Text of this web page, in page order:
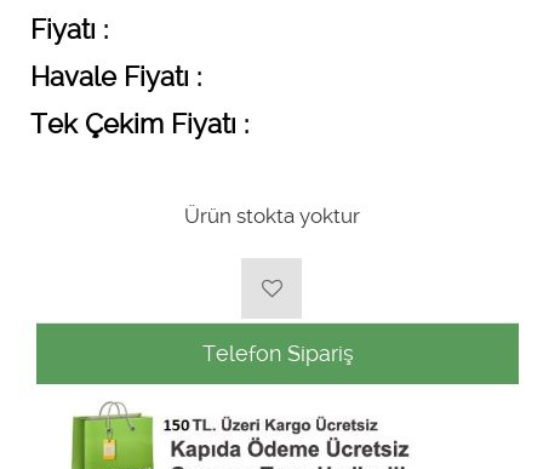
Fiyatı :
Havale Fiyatı :
Tek Çekim Fiyatı :
Ürün stokta yoktur
Telefon Sipariş